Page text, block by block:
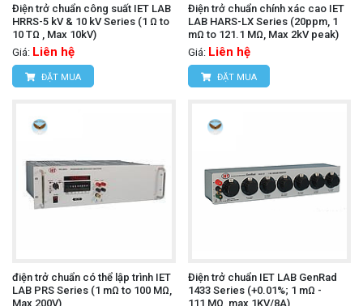
Điện trở chuẩn công suất IET LAB
HRRS-5 kV & 10 kV Series (1 Ω to
10 TΩ , Max 10kV)
Giá: Liên hệ
ĐẶT MUA
Điện trở chuẩn chính xác cao IET
LAB HARS-LX Series (20ppm, 1
mΩ to 121.1 MΩ, Max 2kV peak)
Giá: Liên hệ
ĐẶT MUA
điện trở chuẩn có thể lập trình IET
LAB PRS Series (1 mΩ to 100 MΩ,
Max 200V)
Điện trở chuẩn IET LAB GenRad
1433 Series (+0.01%; 1 mΩ -
111,MΩ, max 1KV/8A)